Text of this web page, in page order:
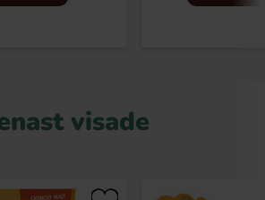
visade